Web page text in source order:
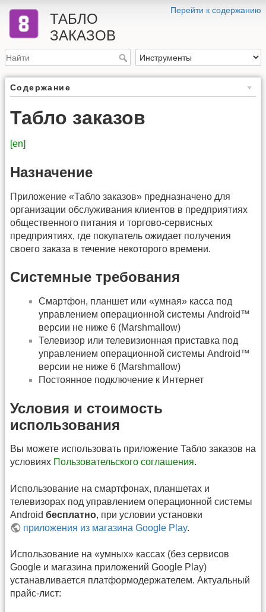
Перейти к содержанию
ТАБЛО
ЗАКАЗОВ
Содержание
Табло заказов
[en]
Назначение
Приложение «Табло заказов» предназначено для
организации обслуживания клиентов в предприятиях
общественного питания и торгово-сервисных
предприятиях, где покупатель ожидает получения
своего заказа в течение некоторого времени.
Системные требования
Смартфон, планшет или «умная» касса под
управлением операционной системы Android™
версии не ниже 6 (Marshmallow)
Телевизор или телевизионная приставка под
управлением операционной системы Android™
версии не ниже 6 (Marshmallow)
Постоянное подключение к Интернет
Условия и стоимость
использования
Вы можете использовать приложение Табло заказов на
условиях Пользовательского соглашения.
Использование на смартфонах, планшетах и
телевизорах под управлением операционной системы
Android бесплатно, при условии установки
приложения из магазина Google Play.
Использование на «умных» кассах (без сервисов
Google и магазина приложений Google Play)
устанавливается платформодержателем. Актуальный
прайс-лист: